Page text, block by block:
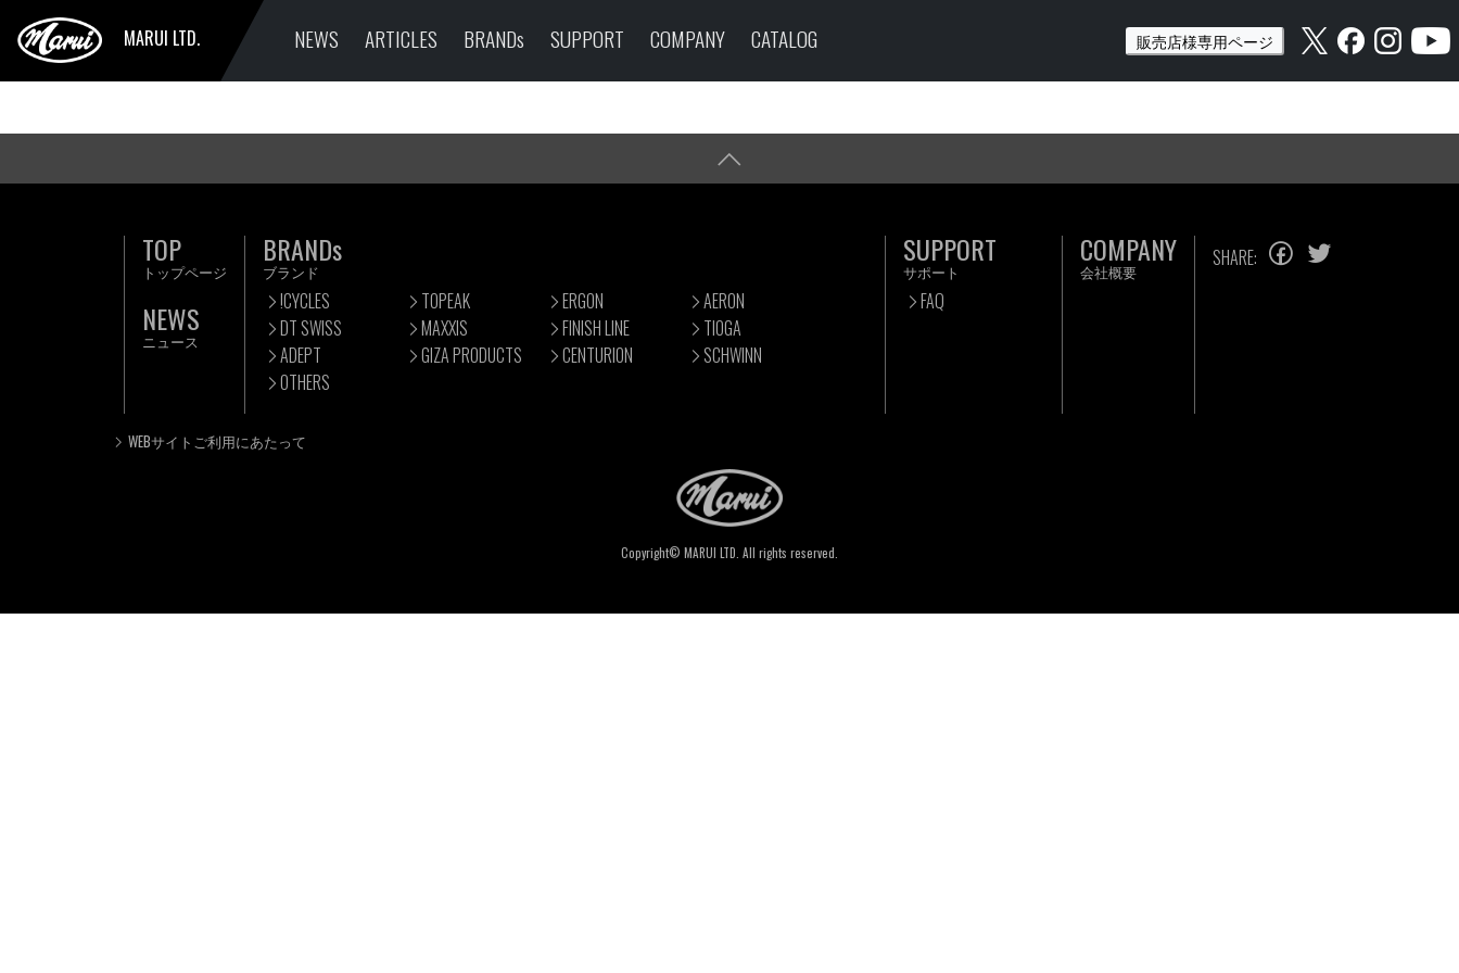
MARUI LTD. NEWS ARTICLES BRANDs SUPPORT COMPANY CATALOG 販売店様専用ページ
TOP
トップページ
NEWS
ニュース
BRANDs
ブランド
!CYCLES TOPEAK ERGON
AERON
DT SWISS
MAXXIS FINISH LINE
TIOGA
ADEPT
GIZA PRODUCTS CENTURION
SCHWINN
OTHERS
SUPPORT
サポート
FAQ
COMPANY
会社概要
SHARE:
WEBサイトご利用にあたって
Copyright© MARUI LTD. All rights reserved.